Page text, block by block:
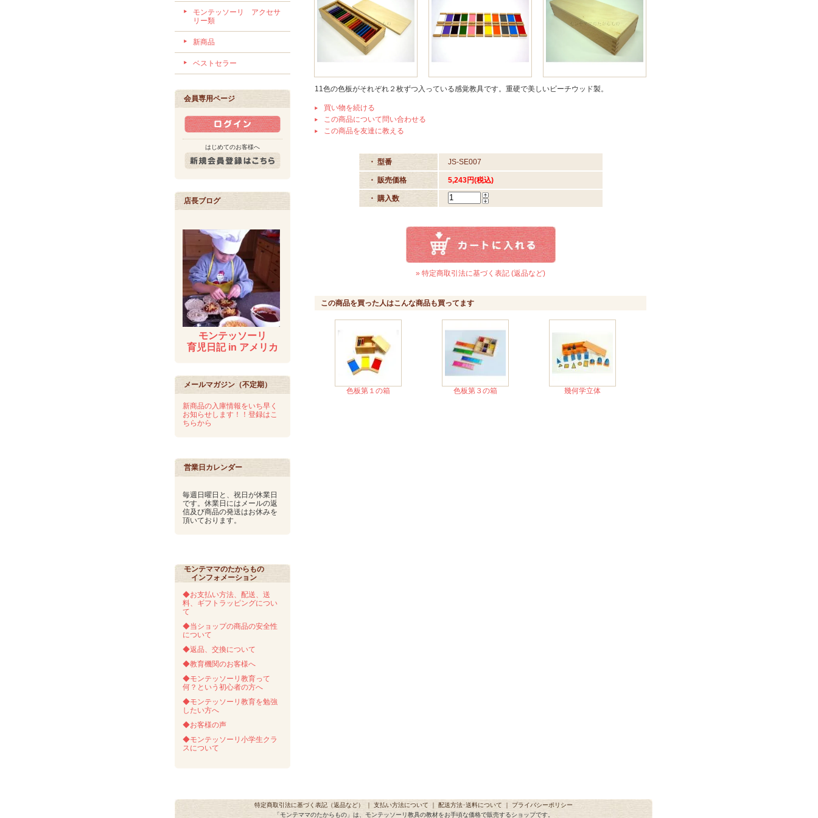
モンテッソーリ アクセサ
リー類
新商品
ベストセラー
会員専用ページ
はじめてのお客様へ
店長ブログ
モンテッソーリ
育児日記 in アメリカ
メールマガジン（不定期）
新商品の入庫情報をいち早く
お知らせします！！登録はこ
ちらから
営業日カレンダー
毎週日曜日と、祝日が休業日
です。休業日にはメールの返
信及び商品の発送はお休みを
頂いております。
モンテママのたからもの
インフォメーション
◆お支払い方法、配送、送
料、ギフトラッピングについ
て
◆当ショップの商品の安全性
について
◆返品、交換について
◆教育機関のお客様へ
◆モンテッソーリ教育って
何？という初心者の方へ
◆モンテッソーリ教育を勉強
したい方へ
◆お客様の声
◆モンテッソーリ小学生クラ
スについて
11色の色板がそれぞれ２枚ずつ入っている感覚教具です。重硬で美しいビーチウッド製。
買い物を続ける
この商品について問い合わせる
この商品を友達に教える
・ 型番 JS-SE007
・ 販売価格 5,243円(税込)
・ 購入数
» 特定商取引法に基づく表記 (返品など)
この商品を買った人はこんな商品も買ってます
色板第１の箱 色板第３の箱 幾何学立体
特定商取引法に基づく表記（返品など） ｜ 支払い方法について ｜ 配送方法･送料について ｜ プライバシーポリシー
「モンテママのたからもの」は、モンテッソーリ教具の教材をお手頃な価格で販売するショップです。